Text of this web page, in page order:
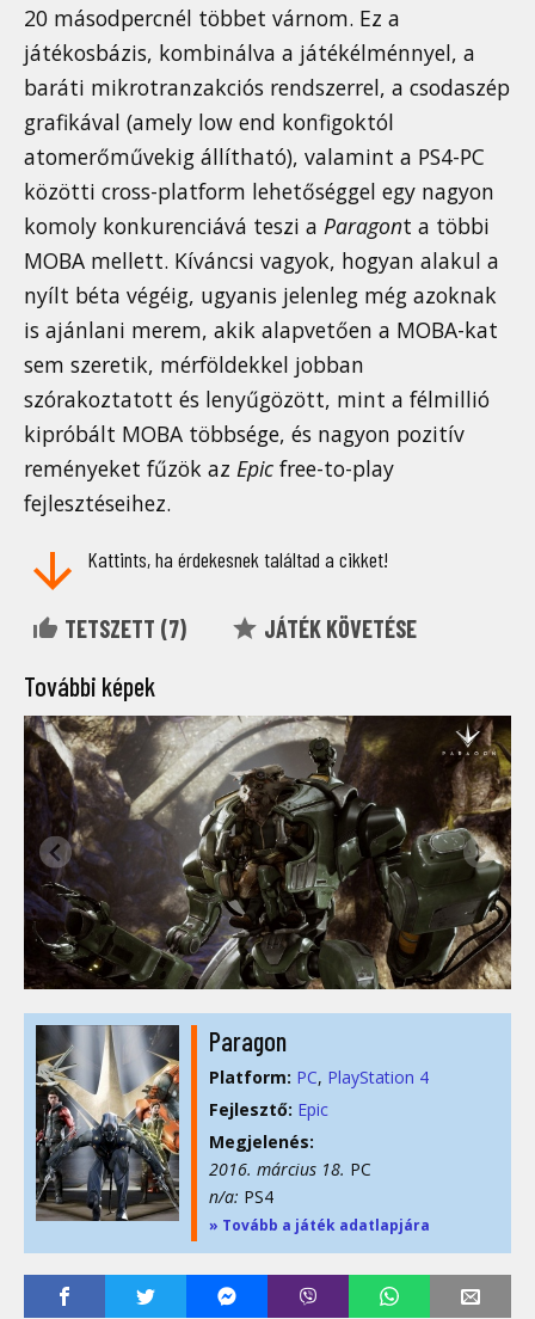
20 másodpercnél többet várnom. Ez a
játékosbázis, kombinálva a játékélménnyel, a
baráti mikrotranzakciós rendszerrel, a csodaszép
grafikával (amely low end konfigoktól
atomerőművekig állítható), valamint a PS4-PC
közötti cross-platform lehetőséggel egy nagyon
komoly konkurenciává teszi a Paragont a többi
MOBA mellett. Kíváncsi vagyok, hogyan alakul a
nyílt béta végéig, ugyanis jelenleg még azoknak
is ajánlani merem, akik alapvetően a MOBA-kat
sem szeretik, mérföldekkel jobban
szórakoztatott és lenyűgözött, mint a félmillió
kipróbált MOBA többsége, és nagyon pozitív
reményeket fűzök az Epic free-to-play
fejlesztéseihez.
Kattints, ha érdekesnek találtad a cikket!
TETSZETT (7) JÁTÉK KÖVETÉSE
További képek
Paragon
Platform: PC PlayStation 4
Fejlesztő: Epic
Megjelenés:
2016. március 18. PC
n/a: PS4
» Tovább a játék adatlapjára